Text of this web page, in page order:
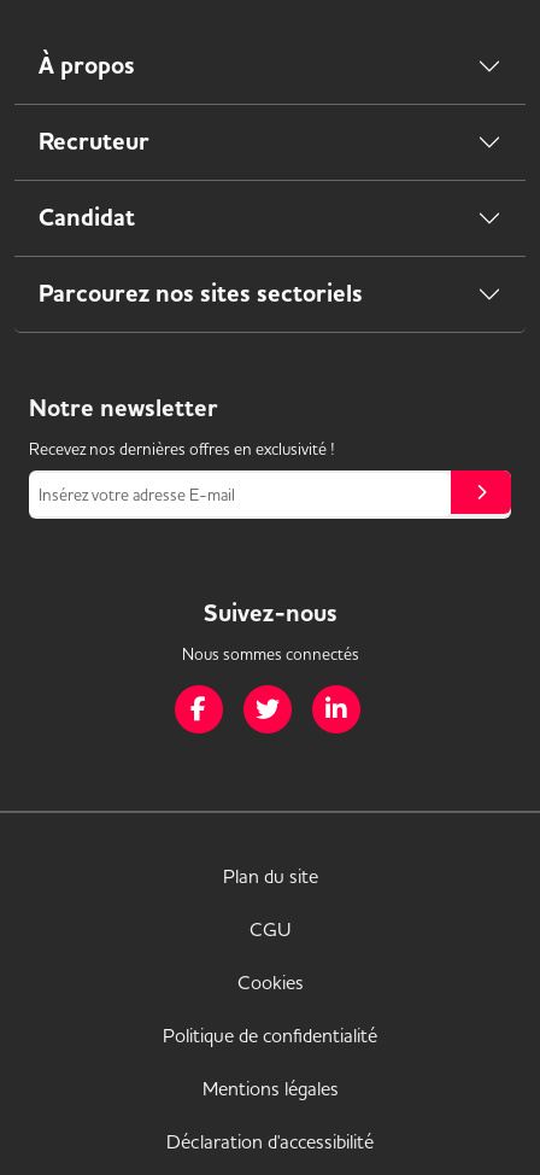
À propos
Recruteur
Candidat
Parcourez nos sites sectoriels
Notre newsletter
Recevez nos dernières offres en exclusivité !
Insérez votre adresse E-mail
Suivez-nous
Nous sommes connectés
Page Facebook de Mission Handicap
Page Twitter de Mission Handicap
Plan du site
CGU
Cookies
Politique de confidentialité
Mentions légales
Déclaration d'accessibilité